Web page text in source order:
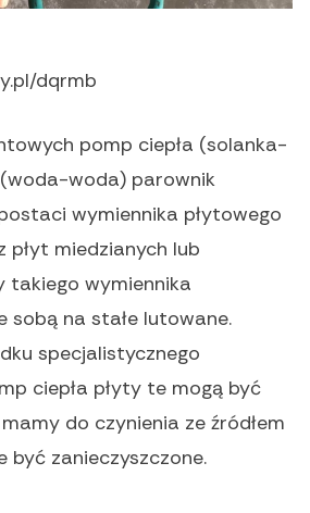
dqrmb
pomp ciepła (solanka-
woda) parownik
wymiennika płytowego
płyt miedzianych lub
takiego wymiennika
sobą na stałe lutowane.
specjalistycznego
ciepła płyty te mogą być
do czynienia ze źródłem
być zanieczyszczone.